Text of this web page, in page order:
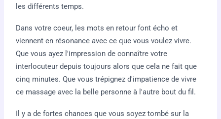
les différents temps.
Dans votre coeur, les mots en retour font écho et
viennent en résonance avec ce que vous voulez vivre.
Que vous ayez l'impression de connaître votre
interlocuteur depuis toujours alors que cela ne fait que
cinq minutes. Que vous trépignez d'impatience de vivre
ce massage avec la belle personne à l'autre bout du fil.
Il y a de fortes chances que vous soyez tombé sur la